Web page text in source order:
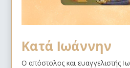
Κατά Ιωάννην
Ο απόστολος και ευαγγελιστής